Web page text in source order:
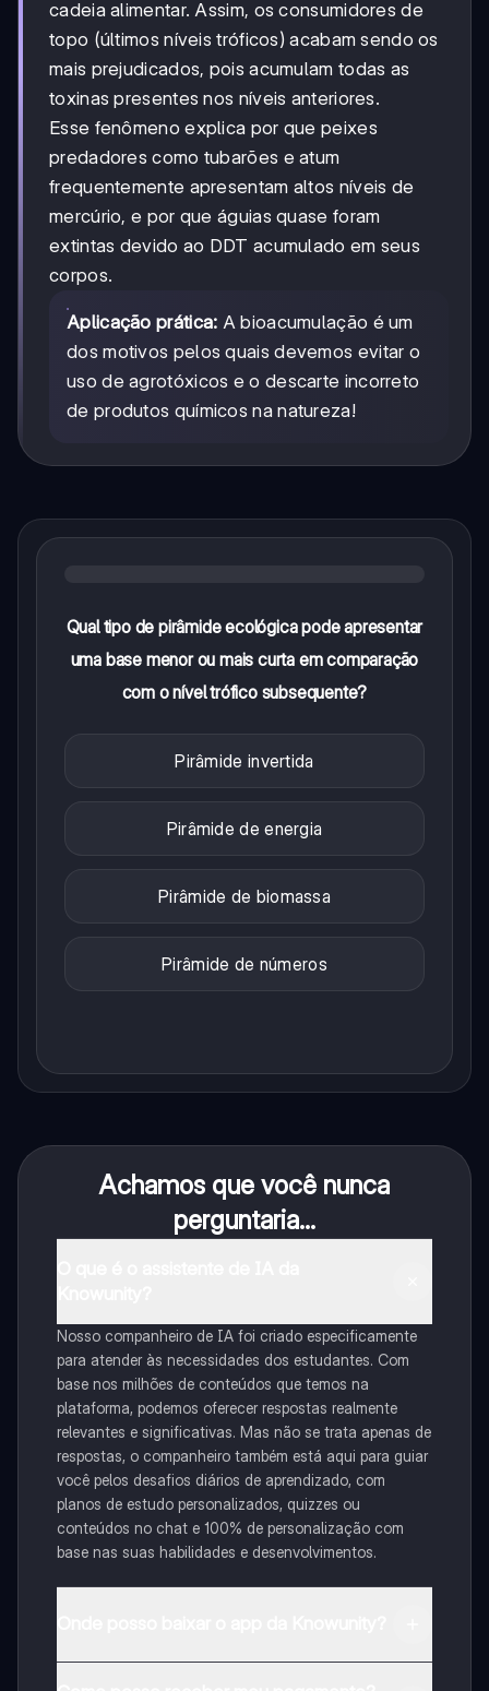
cadeia alimentar. Assim, os consumidores de
topo (últimos níveis tróficos) acabam sendo os
mais prejudicados, pois acumulam todas as
toxinas presentes nos níveis anteriores.
Esse fenômeno explica por que peixes
predadores como tubarões e atum
frequentemente apresentam altos níveis de
mercúrio, e por que águias quase foram
extintas devido ao DDT acumulado em seus
corpos.
Aplicação prática: A bioacumulação é um
dos motivos pelos quais devemos evitar o
uso de agrotóxicos e o descarte incorreto
de produtos químicos na natureza!
Qual tipo de pirâmide ecológica pode apresentar
uma base menor ou mais curta em comparação
com o nível trófico subsequente?
Pirâmide invertida
Pirâmide de energia
Pirâmide de biomassa
Pirâmide de números
Achamos que você nunca
perguntaria...
Nosso companheiro de IA foi criado especificamente
para atender às necessidades dos estudantes. Com
base nos milhões de conteúdos que temos na
plataforma, podemos oferecer respostas realmente
relevantes e significativas. Mas não se trata apenas de
respostas, o companheiro também está aqui para guiar
você pelos desafios diários de aprendizado, com
planos de estudo personalizados, quizzes ou
conteúdos no chat e 100% de personalização com
base nas suas habilidades e desenvolvimentos.